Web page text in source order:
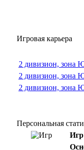
Игровая карьера
2 дивизион, зона
2 дивизион, зона
2 дивизион, зона
Персональная
Игр